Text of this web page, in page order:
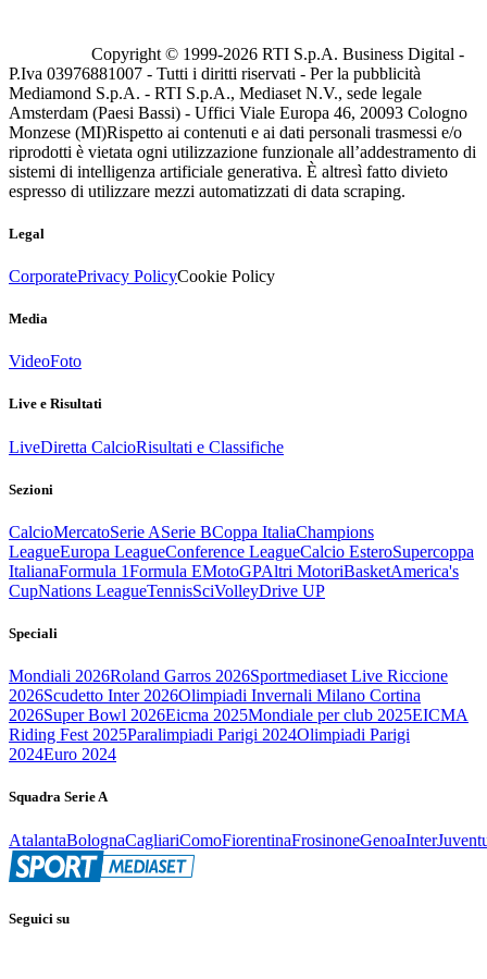
Copyright © 1999-2026 RTI S.p.A. Business Digital -
P.Iva 03976881007 - Tutti i diritti riservati - Per la pubblicità
Mediamond S.p.A. - RTI S.p.A., Mediaset N.V., sede legale
Amsterdam (Paesi Bassi) - Uffici Viale Europa 46, 20093 Cologno
Monzese (MI)Rispetto ai contenuti e ai dati personali trasmessi e/o
riprodotti è vietata ogni utilizzazione funzionale all’addestramento di
sistemi di intelligenza artificiale generativa. È altresì fatto divieto
espresso di utilizzare mezzi automatizzati di data scraping.
Legal
CorporatePrivacy PolicyCookie Policy
Media
VideoFoto
Live e Risultati
LiveDiretta CalcioRisultati e Classifiche
Sezioni
CalcioMercatoSerie ASerie BCoppa ItaliaChampions
LeagueEuropa LeagueConference LeagueCalcio EsteroSupercoppa
ItalianaFormula 1Formula EMotoGPAltri MotoriBasketAmerica's
CupNations LeagueTennisSciVolleyDrive UP
Speciali
Mondiali 2026Roland Garros 2026Sportmediaset Live Riccione
2026Scudetto Inter 2026Olimpiadi Invernali Milano Cortina
2026Super Bowl 2026Eicma 2025Mondiale per club 2025EICMA
Riding Fest 2025Paralimpiadi Parigi 2024Olimpiadi Parigi
2024Euro 2024
Squadra Serie A
AtalantaBolognaCagliariComoFiorentinaFrosinoneGenoaInter
Seguici su